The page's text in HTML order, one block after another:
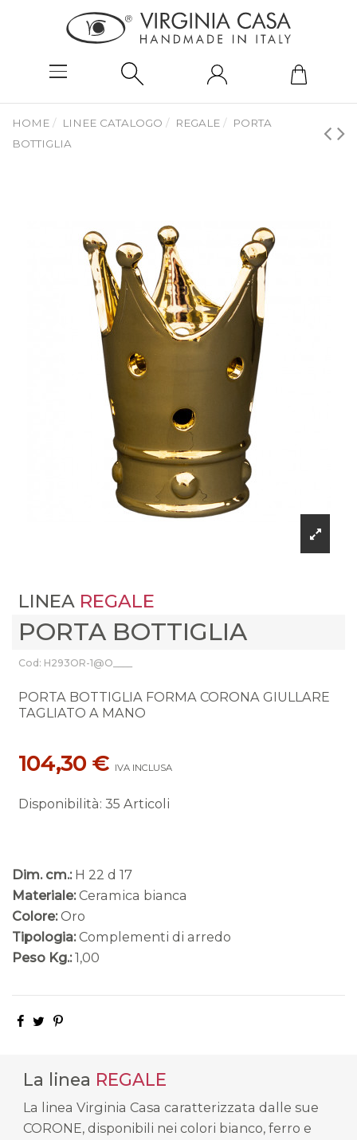
HOME LINEE CATALOGO REGALE
PORTA
BOTTIGLIA
LINEA REGALE
PORTA BOTTIGLIA
Cod: H293OR-1@O____
PORTA BOTTIGLIA FORMA CORONA GIULLARE
TAGLIATO A MANO
104,30 € IVA INCLUSA
Disponibilità: 35 Articoli
Dim. cm.: H 22 d 17
Materiale: Ceramica bianca
Colore: Oro
Tipologia: Complementi di arredo
Peso Kg.: 1,00
La linea REGALE
La linea Virginia Casa caratterizzata dalle sue
CORONE, disponibili nei colori bianco, ferro e